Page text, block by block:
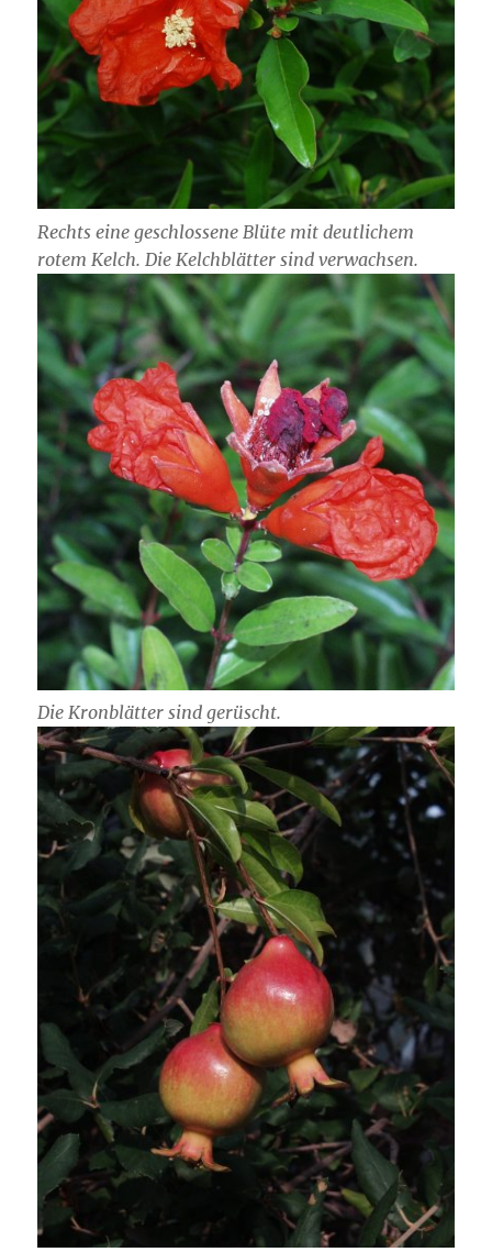
Rechts eine geschlossene Blüte mit deutlichem
rotem Kelch. Die Kelchblätter sind verwachsen.
Die Kronblätter sind gerüscht.